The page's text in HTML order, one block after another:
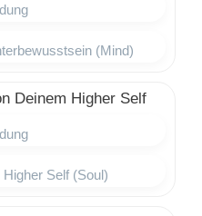
(Mind)
Deinem Higher Self
Self (Soul)